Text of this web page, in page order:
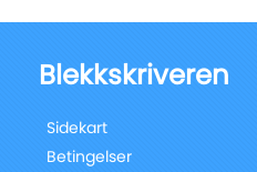
Blekkskriveren
Sidekart
Betingelser